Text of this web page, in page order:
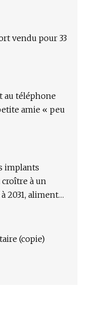
vendu pour 33
au téléphone
amie « peu
implants
croître à un
2031, alimenté
et les
(copie)